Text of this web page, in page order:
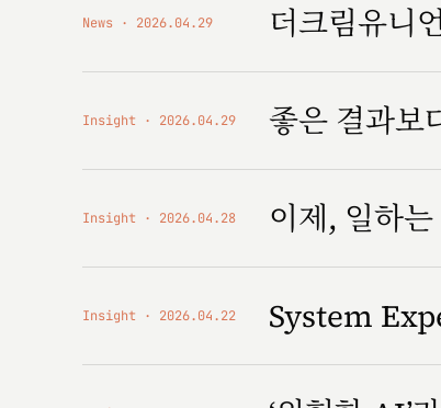
News 2026.04.29 더크림유니
Insight 2026.04.29 좋은 결과보
Insight 2026.04.28 이제, 일하
Insight 2026.04.22 System